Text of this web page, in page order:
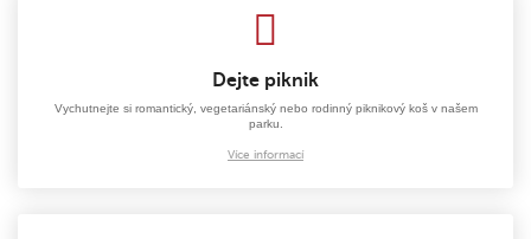
Dejte piknik
Vychutnejte si romantický, vegetariánský nebo rodinný piknikový koš v našem
parku.
Více informací